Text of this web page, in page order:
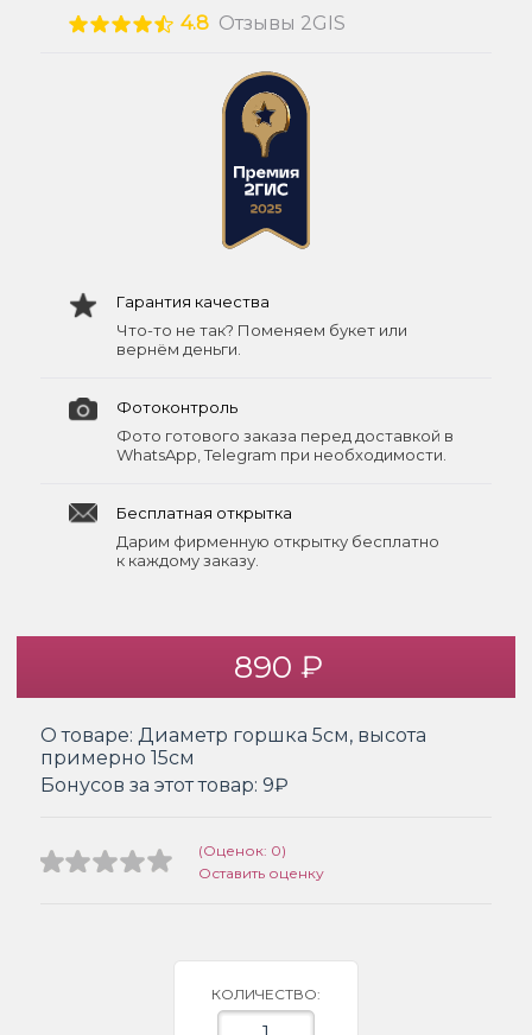
4.8 Отзывы 2GIS
Гарантия качества
Что-то не так? Поменяем букет или
вернём деньги.
Фотоконтроль
Фото готового заказа перед доставкой в
WhatsApp, Telegram при необходимости.
Бесплатная открытка
Дарим фирменную открытку бесплатно
к каждому заказу.
890 ₽
О товаре: Диаметр горшка 5см, высота
примерно 15см
Бонусов за этот товар: 9₽
(Оценок: 0)
Оставить оценку
КОЛИЧЕСТВО: